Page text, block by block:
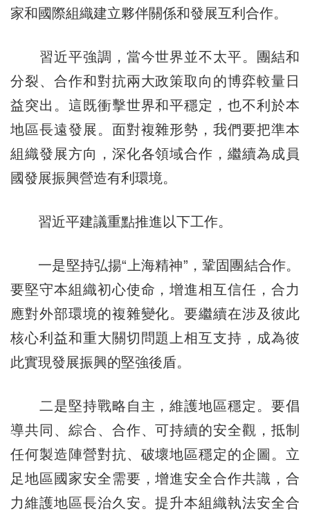
家和國際組織建立夥伴關係和發展互利合作。
習近平強調，當今世界並不太平。團結和
分裂、合作和對抗兩大政策取向的博弈較量日
益突出。這既衝擊世界和平穩定，也不利於本
地區長遠發展。面對複雜形勢，我們要把準本
組織發展方向，深化各領域合作，繼續為成員
國發展振興營造有利環境。
習近平建議重點推進以下工作。
一是堅持弘揚“上海精神”，鞏固團結合作。
要堅守本組織初心使命，增進相互信任，合力
應對外部環境的複雜變化。要繼續在涉及彼此
核心利益和重大關切問題上相互支持，成為彼
此實現發展振興的堅強後盾。
二是堅持戰略自主，維護地區穩定。要倡
導共同、綜合、合作、可持續的安全觀，抵制
任何製造陣營對抗、破壞地區穩定的企圖。立
足地區國家安全需要，增進安全合作共識，合
力維護地區長治久安。提升本組織執法安全合